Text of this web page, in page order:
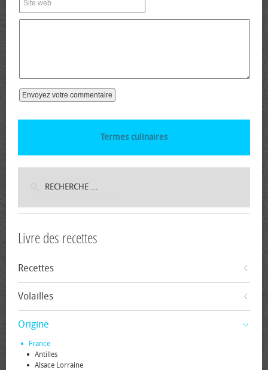
Termes culinaires
Livre des recettes
Recettes
Volailles
Origine
France
Antilles
Alsace Lorraine